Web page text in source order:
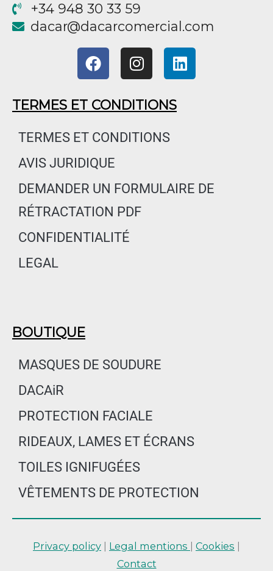
+34 948 30 33 59
moc.laicremocracad
@racad
F
a
e
b
o
k
I
n
t
a
g
m
L
i
TERMES ET CONDITIONS
TERMES ET CONDITIONS
AVIS JURIDIQUE
DEMANDER UN FORMULAIRE DE
RÉTRACTATION PDF
CONFIDENTIALITÉ
LEGAL
BOUTIQUE
MASQUES DE SOUDURE
DACAiR
PROTECTION FACIALE
RIDEAUX, LAMES ET ÉCRANS
TOILES IGNIFUGÉES
VÊTEMENTS DE PROTECTION
Privacy policy Legal mentions Cookies
Contact